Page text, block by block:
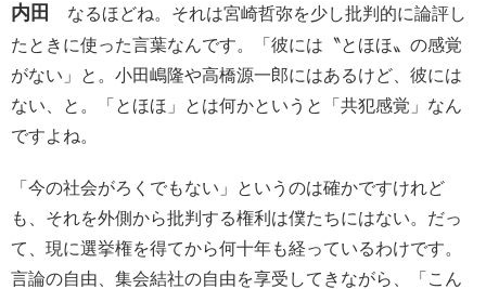
内田
なるほどね。それは宮崎哲弥を少し批判的に論評し
たときに使った言葉なんです。「彼には〝とほほ〟の感覚
がない」と。小田嶋隆や高橋源一郎にはあるけど、彼には
ない、と。「とほほ」とは何かというと「共犯感覚」なん
ですよね。
「今の社会がろくでもない」というのは確かですけれど
も、それを外側から批判する権利は僕たちにはない。だっ
て、現に選挙権を得てから何十年も経っているわけです。
言論の自由、集会結社の自由を享受してきながら、「こん